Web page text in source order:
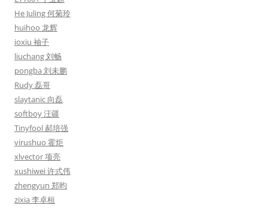
He Juling 何菊玲
huihoo 龙辉
ioxiu 袖子
liuchang 刘畅
pongba 刘未鹏
Rudy 磊哥
slaytanic 向磊
softboy 汪疆
Tinyfool 郝培强
virushuo 霍炬
xlvector 项亮
xushiwei 许式伟
zhengyun 郑昀
zixia 李卓桓